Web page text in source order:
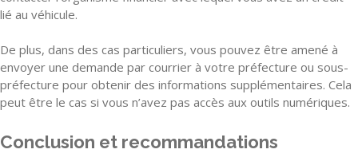
lié au véhicule.
De plus, dans des cas particuliers, vous pouvez être amené à
envoyer une demande par courrier à votre préfecture ou sous-
préfecture pour obtenir des informations supplémentaires. Cela
peut être le cas si vous n’avez pas accès aux outils numériques.
Conclusion et recommandations